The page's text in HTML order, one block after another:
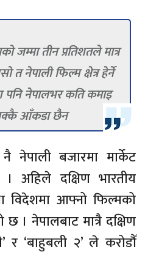
तीन प्रतिशतले मात्र
त नेपाली फिल्म क्षेत्र हेर्ने
पनि नेपालभर कति कमाइ
आँकडा छैन
बजारमा मार्केट
अहिले दक्षिण भारतीय
विदेशमा आफ्नो फिल्मको
। नेपालबाट मात्रै दक्षिण
र ‘बाहुबली २’ ले करोडौँ